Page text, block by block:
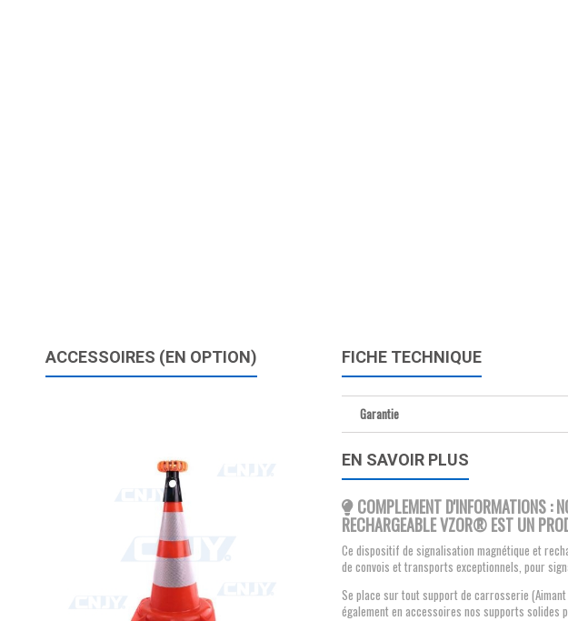
ACCESSOIRES (EN OPTION) FICHE TECHNIQUE
Garantie
EN SAVOIR PLUS
COMPLEMENT D'INFORMATIONS :
RECHARGEABLE VZOR® EST UN
Ce dispositif de signalisation magnétique et
de convois et transports exceptionnels, pour
Se place sur tout support de carrosserie
également en accessoires nos supports solides